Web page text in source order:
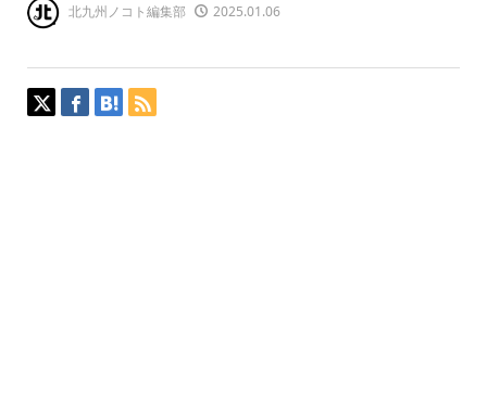
北九州ノコト編集部 2025.01.06